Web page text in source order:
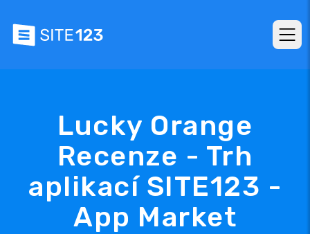
Lucky Orange
Recenze - Trh
aplikací SITE123 -
App Market